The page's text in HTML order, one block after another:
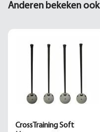
Anderen bekeken ook
CrossTraining Soft